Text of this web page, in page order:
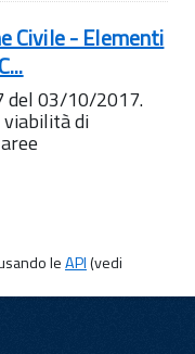
Civile - Elementi
del 03/10/2017.
viabilità di
leAPI(vedi